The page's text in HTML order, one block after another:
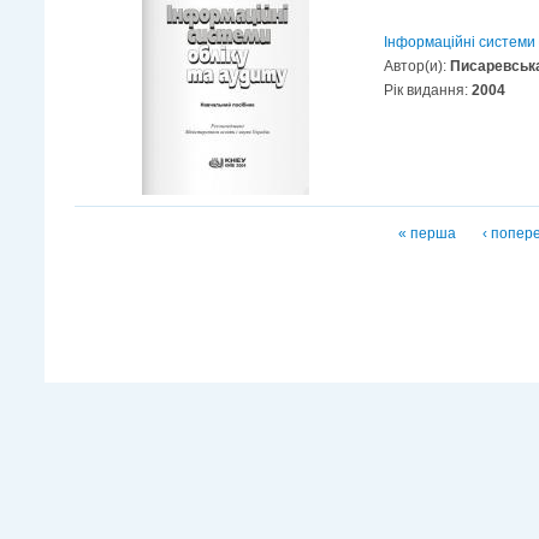
Інформаційні системи
Автор(и):
Рік видання:2004
« перша ‹